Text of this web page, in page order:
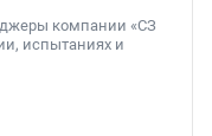
компании «СЗ
испытаниях и